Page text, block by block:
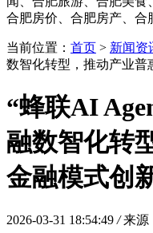
合肥房价、合肥房产、合
当前位置： 首页 > 新闻资
数智化转型，推动产业普
“蜂联AI
融数智化转
金融模式创
2026-03-31 18:54:49/ 来源